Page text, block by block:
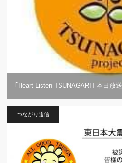
｢Heart Listen TSUNAGARI｣ 本日放送
つながり通信